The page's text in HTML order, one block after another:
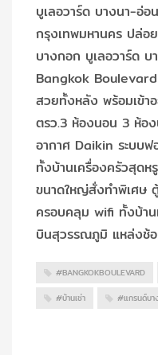
บูเลอวาร์ด บางนา-อ่อ
กรุงเทพมหานคร ปล่อ
บางกอก บูเลอวาร์ด
Bangkok
สวยทั้งหลัง พร้อมเข้า
ตรว.3 ห้องนอน 3 ห้อ
อากาศ Daikin ระบบ
ทั้งบ้านเครื่องครัวสุด
ขนาดใหญ่สั่งทำพิเศษ
ครอบคลุม wifi ทั้งบ้าน
บินสุวรรณภูมิ แหล่งช้อ
#BANGKOKBOULEVARD
#บ้านเช่า #แกรนด์บา